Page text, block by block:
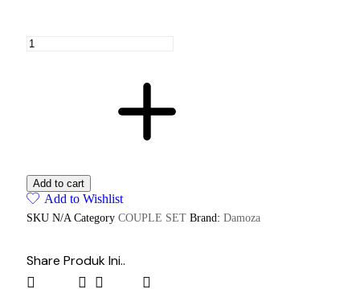
Add to cart
Add to Wishlist
SKU N/A Category COUPLE SET Brand: Damoza
Share Produk Ini..